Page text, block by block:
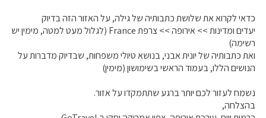
כדאי לקרוא את שלושת כתבותיה של גילה, על האזור הזה בדיוק
יעדים ומדינות >> אירופה >> צרפת France (לגלול מעט למטה, מימין יש
רשימה)
ואת כתבותיה של יונית אבני, בנושא טיולי משפחות, שבדיוק מדברות על
הנושים הללו, בעמוד הראשי בשימושון (מימין)
נשמח לעזור לכם יותר ברגע שתתמקדו על אזור.
בהצלחה,